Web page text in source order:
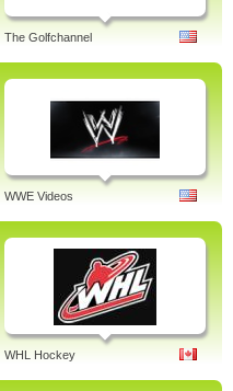
The Golfchannel
WWE Videos
WHL Hockey